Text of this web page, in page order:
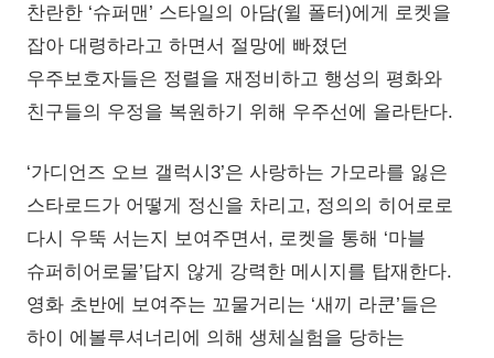
찬란한 ‘슈퍼맨’ 스타일의 아담(윌 폴터)에게 로켓을
잡아 대령하라고 하면서 절망에 빠졌던
우주보호자들은 정렬을 재정비하고 행성의 평화와
친구들의 우정을 복원하기 위해 우주선에 올라탄다.
‘가디언즈 오브 갤럭시3’은 사랑하는 가모라를 잃은
스타로드가 어떻게 정신을 차리고, 정의의 히어로로
다시 우뚝 서는지 보여주면서, 로켓을 통해 ‘마블
슈퍼히어로물’답지 않게 강력한 메시지를 탑재한다.
영화 초반에 보여주는 꼬물거리는 ‘새끼 라쿤’들은
하이 에볼루셔너리에 의해 생체실험을 당하는